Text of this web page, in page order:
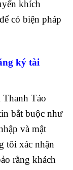
khích
có biện pháp
ký tài
Táo
bắt buộc như
và mật
tôi xác nhận
rằng khách